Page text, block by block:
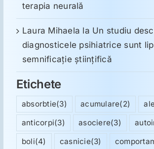
terapia neurală
Laura Mihaela la Un studiu
diagnosticele psihiatrice sunt
semnificație științifică
Etichete
absorbtie(3) acumulare(2)
anticorpi(3) asociere(3)
boli(4) casnicie(3)